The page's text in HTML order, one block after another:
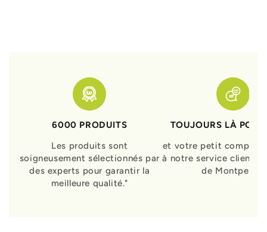
6000 PRODUITS
Les produits sont
soigneusement sélectionnés par
des experts pour garantir la
meilleure qualité."
TOUJOURS LÀ
et votre petit
à notre service clients
de Montpellier